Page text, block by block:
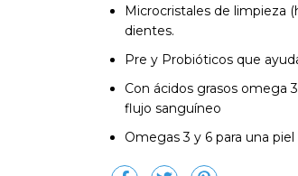
Microcristales de limpieza
dientes.
Pre y Probióticos que
Con ácidos grasos omega
flujo sanguíneo
Omegas 3 y 6 para una